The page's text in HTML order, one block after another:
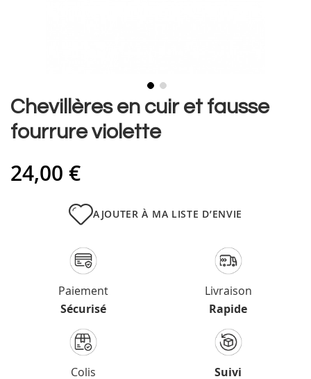
Skip
the
beginning
the
images
Chevillères en cuir et fausse
fourrure violette
24,00 €
AJOUTER À MA LISTE D’ENVIE
Paiement
Sécurisé
Livraison
Rapide
Colis
Suivi